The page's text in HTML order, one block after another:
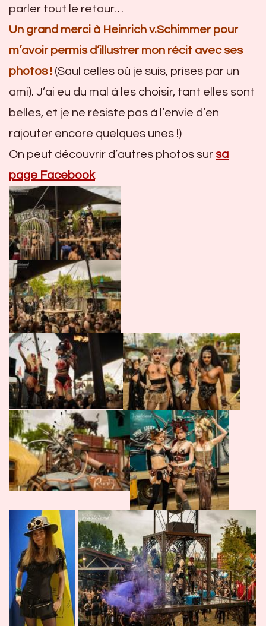
parler tout le retour…
Un grand merci à Heinrich v.Schimmer pour
m’avoir permis d’illustrer mon récit avec ses
photos ! (Saul celles où je suis, prises par un
ami). J’ai eu du mal à les choisir, tant elles sont
belles, et je ne résiste pas à l’envie d’en
rajouter encore quelques unes !)
On peut découvrir d’autres photos sur sa
page Facebook